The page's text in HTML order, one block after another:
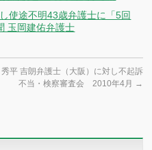
使途不明43歳弁護士に「5回
玉岡建佑弁護士
秀平 吉朗弁護士（大阪）に対し不起訴
不当・検察審査会 2010年4月 →